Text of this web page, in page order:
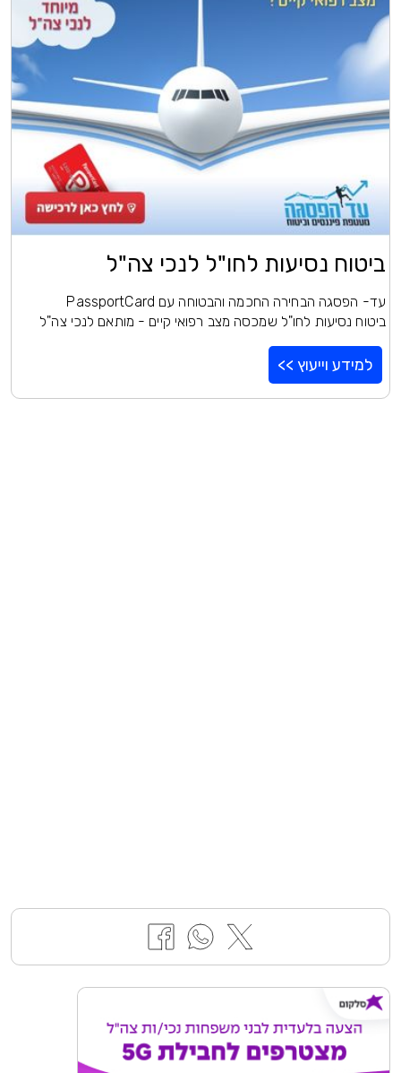
ביטוח נסיעות לחו"ל לנכי צה"ל
עד- הפסגה הבחירה החכמה והבטוחה עם PassportCard
ביטוח נסיעות לחו"ל שמכסה מצב רפואי קיים - מותאם לנכי צה"ל
למידע וייעוץ >>